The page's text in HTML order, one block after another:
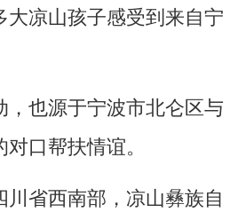
凉山孩子感受到来自宁
也源于宁波市北仑区与
口帮扶情谊。
省西南部，凉山彝族自